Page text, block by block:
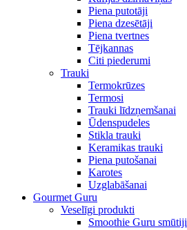
Piena putotāji
Piena dzesētāji
Piena tvertnes
Tējkannas
Citi piederumi
Trauki
Termokrūzes
Termosi
Trauki līdzņemšanai
Ūdenspudeles
Stikla trauki
Keramikas trauki
Piena putošanai
Karotes
Uzglabāšanai
Gourmet Guru
Veselīgi produkti
Smoothie Guru smūtiji